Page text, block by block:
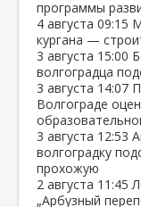
программы
4 августа 09:15
кургана —
3 августа 15:00
волгоградца
3 августа 14:07
Волгограде
3 августа 12:53
волгоградку
прохожую
2 августа 11:45
„Арбузный